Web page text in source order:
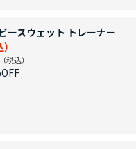
ースウェット トレーナー